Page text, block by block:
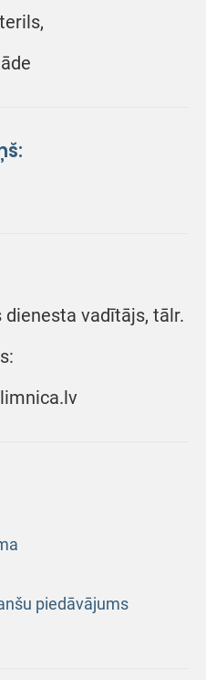
dienesta vadītājs, tālr.
piedāvājums